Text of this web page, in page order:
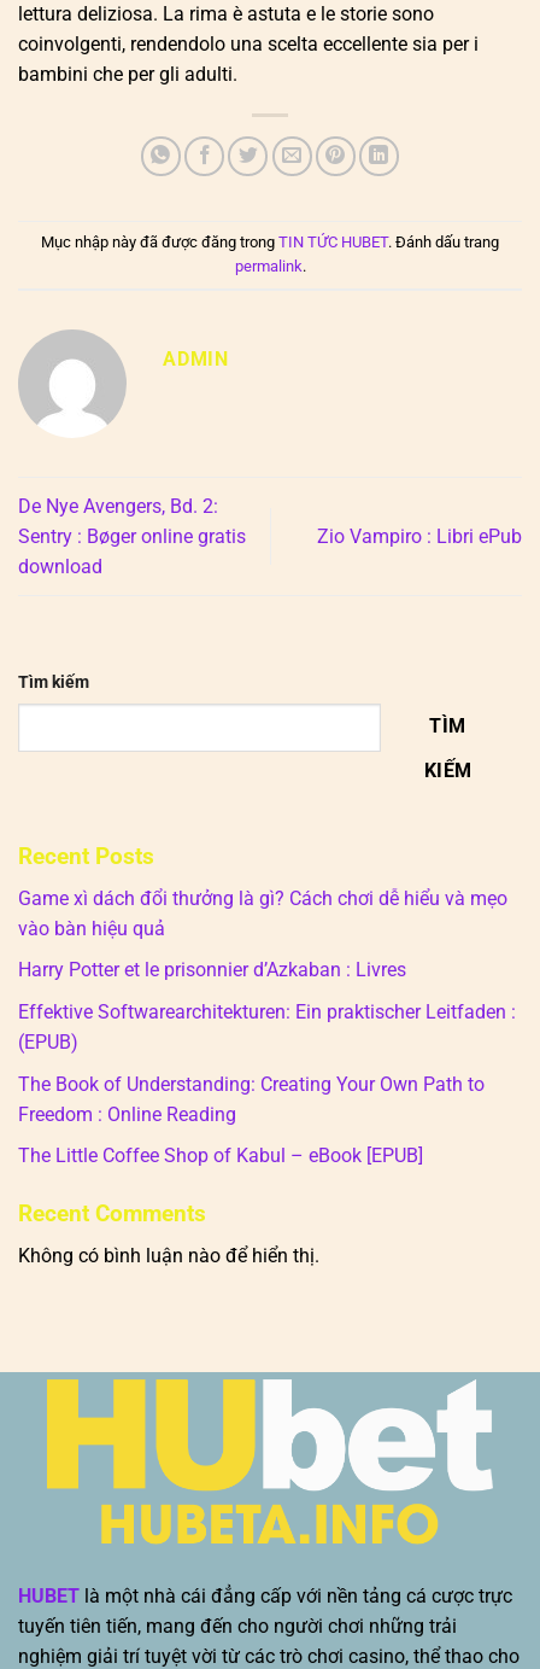
lettura deliziosa. La rima è astuta e le storie sono
coinvolgenti, rendendolo una scelta eccellente sia per i
bambini che per gli adulti.
Mục nhập này đã được đăng trong TIN TỨC HUBET. Đánh dấu trang
permalink.
ADMIN
De Nye Avengers, Bd. 2:
Sentry : Bøger online gratis
download
Zio Vampiro : Libri ePub
Tìm kiếm
TÌM
KIẾM
Recent Posts
Game xì dách đổi thưởng là gì? Cách chơi dễ hiểu và mẹo
vào bàn hiệu quả
Harry Potter et le prisonnier d’Azkaban : Livres
Effektive Softwarearchitekturen: Ein praktischer Leitfaden :
(EPUB)
The Book of Understanding: Creating Your Own Path to
Freedom : Online Reading
The Little Coffee Shop of Kabul – eBook [EPUB]
Recent Comments
Không có bình luận nào để hiển thị.
HUBET là một nhà cái đẳng cấp với nền tảng cá cược trực
tuyến tiên tiến, mang đến cho người chơi những trải
nghiệm giải trí tuyệt vời từ các trò chơi casino, thể thao cho